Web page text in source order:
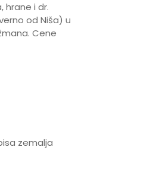
hrane i dr.
od Niša) u
Cene
zemalja